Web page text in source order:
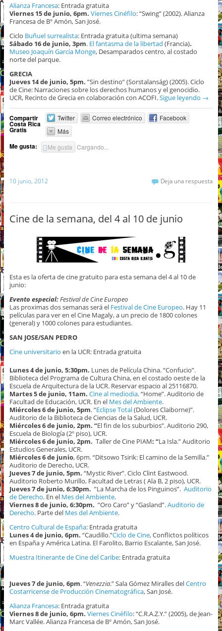
Alianza Francesa: Entrada gratuita
Viernes 15 de junio, 6pm. Viernes Cinéfilo: “Swing” (2002). Alianza
Francesa de Bº Amón, San José.
Ciclo Buñuel surrealista: Entrada gratuita (ultima semana)
Sábado 16 de junio, 3pm. El fantasma de la libertad (Francia).
Museo Joaquín García Monge, Desamparados centro, al costado
norte del parque.
GRECIA
Jueves 14 de junio, 5pm. ”Sin destino” (Sorstalanság) (2005). Ciclo
de Cine: Narraciones sobre los derechos humanos y el genocidio.
UCR, Recinto de Grecia en colaboración con ACOFI.Sigue leyendo →
Compartir
Costa Rica
Gratis
Twitter Correo electrónico
Facebook
Más
Me gusta: Me gusta Cargando...
10 junio, 2012 Deja una respuesta
Cine de la semana, del 4 al 10 de junio
Esta es la oferta de cine gratuito para esta semana del 4 al 10 de
junio:
Evento especial:Festival de Cine Europeo
Las proximas dos semanas será el Festival de Cine Europeo. Hay 11
películas para ver en el Cine Magaly, a un precio de 1800 colones
(general) y 1000 colones para estudiantes.
SAN JOSE/SAN PEDRO
Cine universitario en la UCR: Entrada gratuita
Lunes 4 de junio, 5:30pm. Lunes de Película China. “Confucio”.
Biblioteca del Programa de Cultura China, en el costado oeste de la
Escuela de Arquitectura de la UCR. Reservar espacio al 25116870.
Martes 5 de junio, 11am. Cine al mediodia. “Home”. Auditorio de
Facultad de Educación, UCR. En el Mes del Ambiente.
Miércoles 6 de junio, 5pm. “Eclipse Total(Dolores Claiborne)”.
Auditorio de la Biblioteca de Ciencias de la Salud, UCR.
Miércoles 6 de junio, 2pm. “El fin de los suburbios”. Auditorio 290,
Escuela de Biología (2º piso), UCR.
Miércoles 6 de junio, 2pm. Taller de Cine PIAM: “La Isla.” Auditorio
Estudios Generales, UCR.
Miércoles 6 de junio, 6pm. “Ditsowo Tsirik: El camino de la Semilla.”
Auditorio de Derecho, UCR.
Jueves 7 de junio, 5pm. “Mystic River”. Ciclo Clint Eastwood.
Auditorio Roberto Murillo, Facultad de Letras ( Ala B, 2 piso), UCR.
Jueves 7 de junio, 6:30pm. ”La Marcha de los Pinguinos”. Auditorio
de Derecho. En el Mes del Ambiente.
Viernes 8 de junio, 6:30pm. ”Oro Caro” y “Gasland”.Auditorio de
Derecho. Parte del Mes del Ambiente.
Centro Cultural de España: Entrada gratuita
Lunes 4 de junio, 6pm. “Caudillo.”Ciclo de Cine, Conflictos políticos
en España y América Latina. El Farolito, Barrio Escalante, San José.
Muestra Itinerante de Cine del Caribe: Entrada gratuita
Jueves 7 de junio, 6pm. “Venezzia.” Sala Gómez Miralles delCentro
Costarricense de Producción Cinematográfica, San José.
Alianza Francesa: Entrada gratuita
Viernes 8 de junio, 6pm. Viernes Cinéfilo: “C.R.A.Z.Y.” (2005), de Jean-
Marc Vallée. Alianza Francesa de Bº Amón, San José.